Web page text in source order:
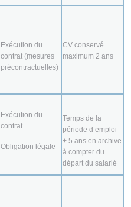
Exécution du
contrat (mesures
précontractuelles)
CV conservé
maximum 2 ans
Exécution du
contrat
Obligation légale
Temps de la
période d’emploi
+ 5 ans en archive
à compter du
départ du salarié